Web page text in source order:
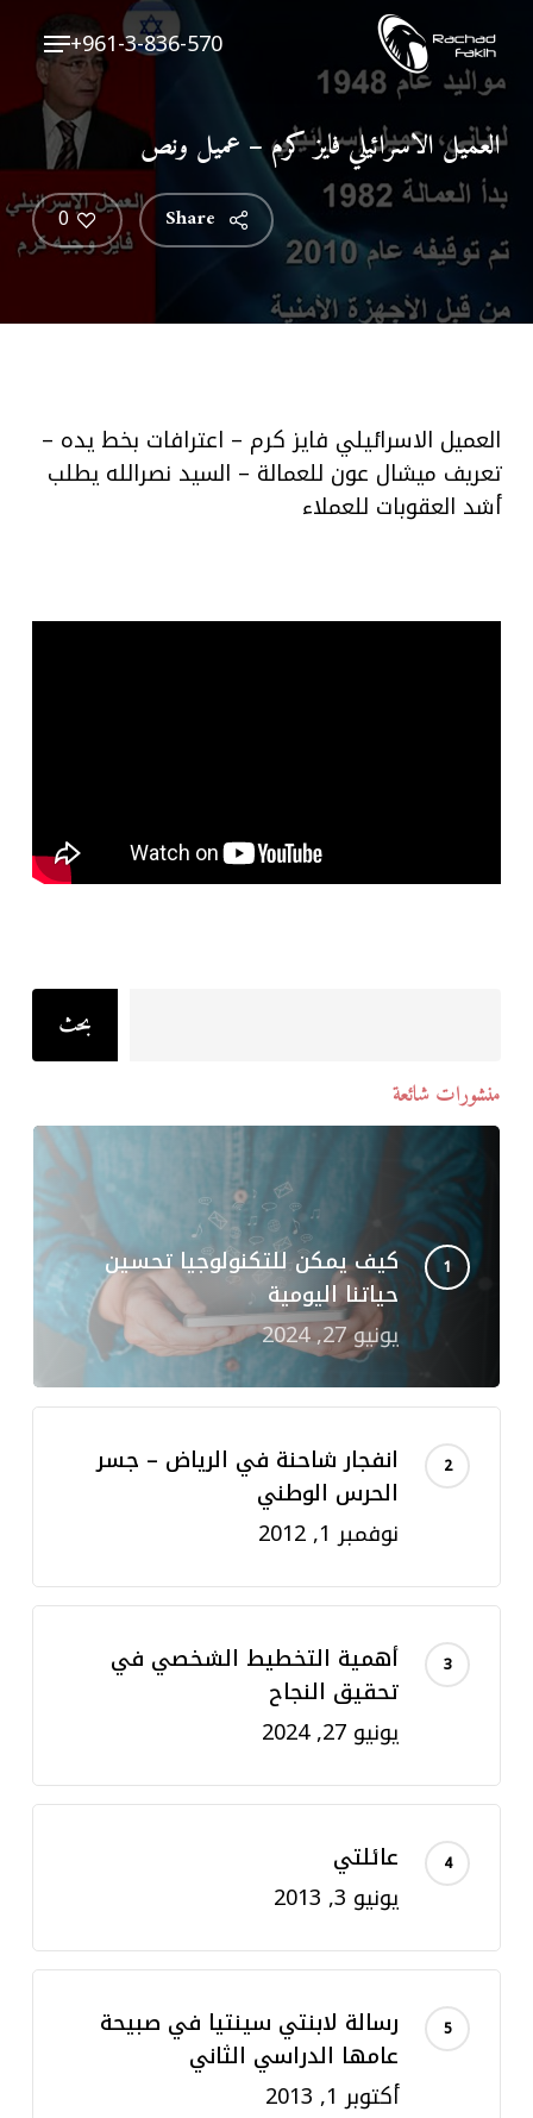
main
content
+961-3-836-570
Menu
العميل الاسرائيلي فايز كرم – عميل ونص
0
العميل الاسرائيلي فايز كرم – اعترافات بخط يده –
تعريف ميشال عون للعمالة – السيد نصرالله يطلب
أشد العقوبات للعملاء
بحث
منشورات شائعة
كيف يمكن للتكنولوجيا تحسين
حياتنا اليومية
يونيو 27, 2024
انفجار شاحنة في الرياض – جسر
الحرس الوطني
نوفمبر 1, 2012
أهمية التخطيط الشخصي في
تحقيق النجاح
يونيو 27, 2024
عائلتي
يونيو 3, 2013
رسالة لابنتي سينتيا في صبيحة
عامها الدراسي الثاني
أكتوبر 1, 2013
Close
Menu